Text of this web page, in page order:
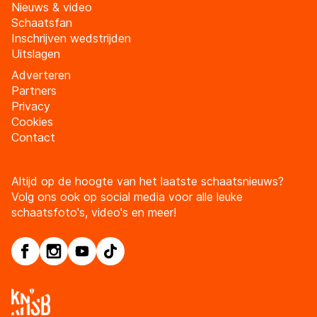
Nieuws & video
Schaatsfan
Inschrijven wedstrijden
Uitslagen
Adverteren
Partners
Privacy
Cookies
Contact
Altijd op de hoogte van het laatste schaatsnieuws?
Volg ons ook op social media voor alle leuke
schaatsfoto's, video's en meer!